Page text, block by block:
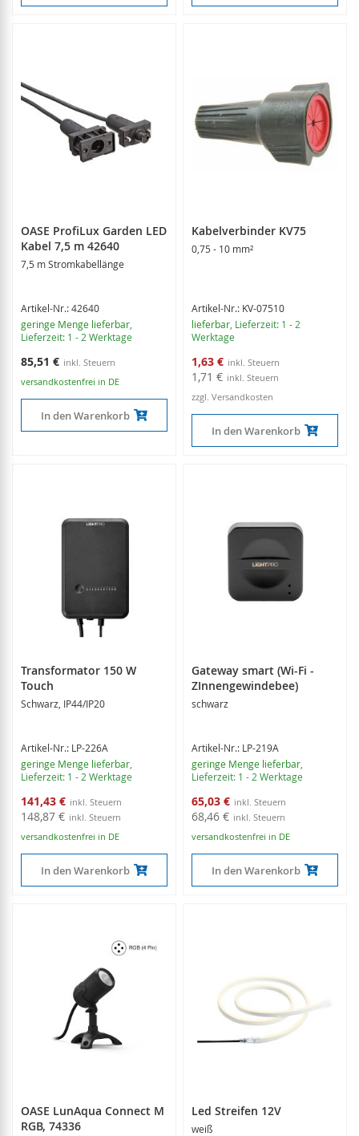
OASE ProfiLux Garden LED
Kabel 7,5 m 42640
7,5 m Stromkabellänge
Artikel-Nr.: 42640
geringe Menge lieferbar
Lieferzeit: 1 - 2 Werktage
85,51 €
versandkostenfrei in DE
In den Warenkorb
Kabelverbinder KV75
0,75 - 10 mm²
Artikel-Nr.: KV-07510
lieferbar , Lieferzeit: 1 - 2
Werktage
Sonderangebot
1,63 €
1,71 €
zzgl. Versandkosten
In den Warenkorb
Transformator 150 W
Touch
Schwarz, IP44/IP20
Artikel-Nr.: LP-226A
geringe Menge lieferbar,
Lieferzeit: 1 - 2 Werktage
Sonderangebot
141,43 €
148,87 €
versandkostenfrei in DE
In den Warenkorb
Gateway smart (Wi-Fi -
ZInnengewindebee)
schwarz
Artikel-Nr.: LP-219A
geringe Menge lieferbar,
Lieferzeit: 1 - 2 Werktage
Sonderangebot
65,03 €
68,46 €
versandkostenfrei in DE
In den Warenkorb
OASE LunAqua Connect M
RGB, 74336
Led Streifen 12V
weiß